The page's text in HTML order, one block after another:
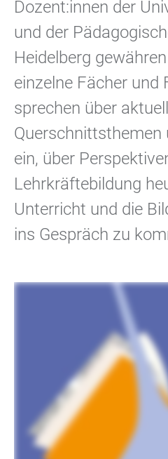
Dozent:innen der
und der
Heidelberg
einzelne Fächer und
sprechen über
Querschnittsthemen
ein, über
Lehrkräftebildung
Unterricht und die
ins Gespräch zu